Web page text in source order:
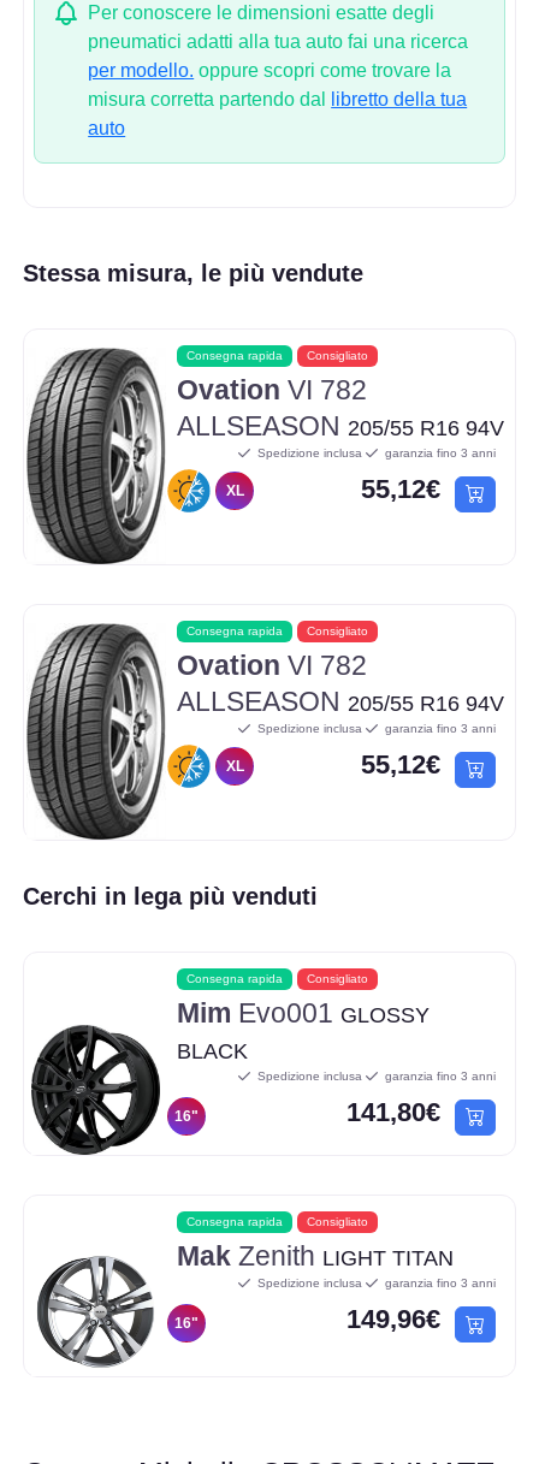
Per conoscere le dimensioni esatte degli
pneumatici adatti alla tua auto fai una ricerca
per modello. oppure scopri come trovare la
misura corretta partendo dal
libretto della tua
auto
Stessa misura, le più vendute
Consegna rapida Consigliato
Ovation VI 782
ALLSEASON 205/55 R16 94V
XL
Spedizione inclusa garanzia fino 3 anni
55,12€
Consegna rapida Consigliato
Ovation VI 782
ALLSEASON 205/55 R16 94V
XL
Spedizione inclusa garanzia fino 3 anni
55,12€
Cerchi in lega più venduti
Consegna rapida Consigliato
Mim Evo001 GLOSSY
BLACK
16"
Spedizione inclusa garanzia fino 3 anni
141,80€
Consegna rapida Consigliato
Mak Zenith LIGHT TITAN
16"
Spedizione inclusa garanzia fino 3 anni
149,96€